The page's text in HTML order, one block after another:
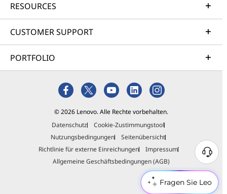
Fragen Sie Leo
RESOURCES
CUSTOMER SUPPORT
PORTFOLIO
© 2026 Lenovo. Alle Rechte vorbehalten.
Datenschutz
Cookie-Zustimmungstool
Nutzungsbedingungen
Seitenübersicht
Richtlinie für externe Einreichungen
Impressum
Allgemeine Geschäftsbedingungen (AGB)